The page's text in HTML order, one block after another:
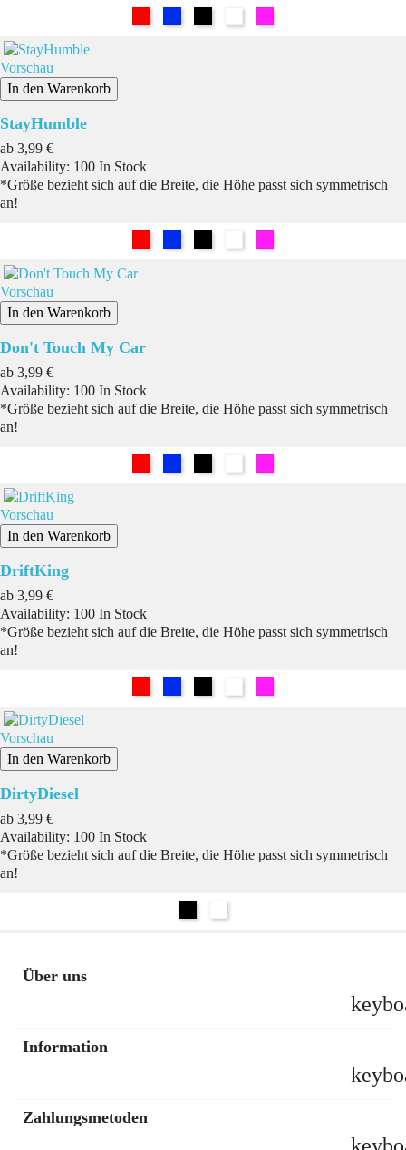
Vorschau
In den Warenkorb
StayHumble
ab Preis
3,99 €
Availability: 100 In Stock
*Größe bezieht sich auf die Breite, die Höhe passt sich symmetrisch
an!
Vorschau
In den Warenkorb
Don't Touch My Car
ab Preis
3,99 €
Availability: 100 In Stock
*Größe bezieht sich auf die Breite, die Höhe passt sich symmetrisch
an!
Vorschau
In den Warenkorb
DriftKing
ab Preis
3,99 €
Availability: 100 In Stock
*Größe bezieht sich auf die Breite, die Höhe passt sich symmetrisch
an!
Vorschau
In den Warenkorb
DirtyDiesel
ab Preis
3,99 €
Availability: 100 In Stock
*Größe bezieht sich auf die Breite, die Höhe passt sich symmetrisch
an!
Über uns
Information
Zahlungsmetoden